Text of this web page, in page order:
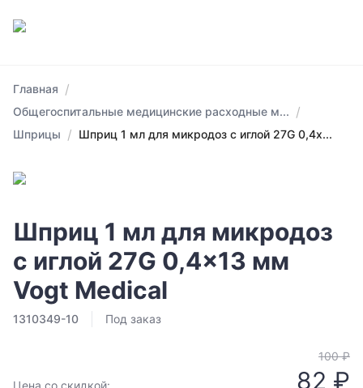
Главная /
Общегоспитальные медицинские расходные м... /
Шприцы / Шприц 1 мл для микродоз с иглой 27G 0,4x...
Шприц 1 мл для микродоз
с иглой 27G 0,4x13 мм
Vogt Medical
1310349-10 Под заказ
Цена со скидкой:
100 ₽
82 ₽